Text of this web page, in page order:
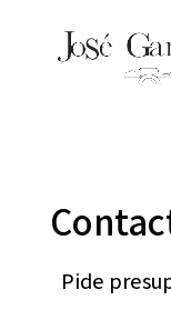
Pide